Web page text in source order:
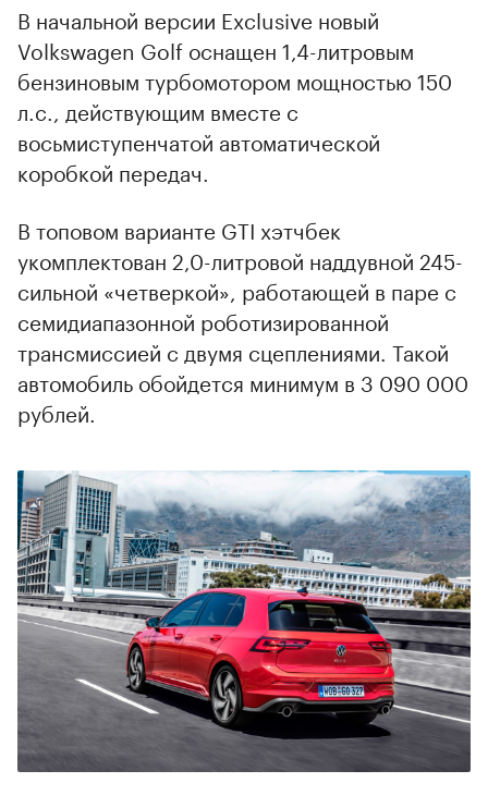
В начальной версии Exclusive новый
Volkswagen Golf оснащен 1,4-литровым
бензиновым турбомотором мощностью 150
л.с., действующим вместе с
восьмиступенчатой автоматической
коробкой передач.
В топовом варианте GTI хэтчбек
укомплектован 2,0-литровой наддувной 245-
сильной «четверкой», работающей в паре с
семидиапазонной роботизированной
трансмиссией с двумя сцеплениями. Такой
автомобиль обойдется минимум в 3 090 000
рублей.